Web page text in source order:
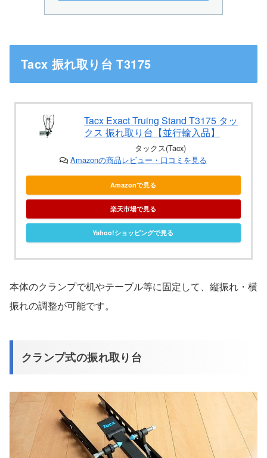
Tacx 振れ取り台 T3175
Tacx Exact Truing Stand T3175 タッ
クス 振れ取り台【並行輸入品】
タックス(Tacx)
Amazonの商品レビュー・口コミを見る
Amazonで見る
楽天市場で見る
Yahoo!ショッピングで見る
本体のクランプで机やテーブル等に固定して、縦振れ・横
振れの調整が可能です。
クランプ式の振れ取り台